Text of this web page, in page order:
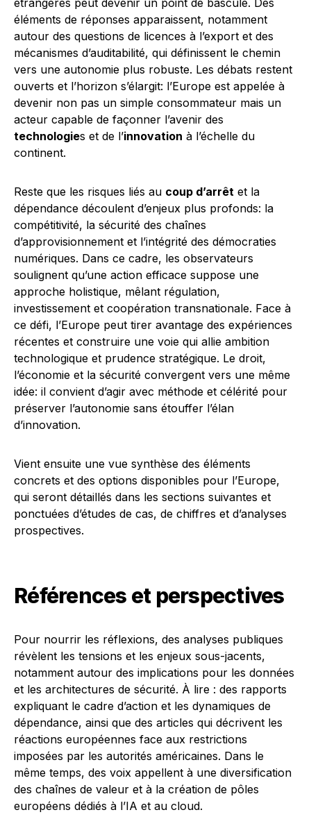
étrangères peut devenir un point de bascule. Des
éléments de réponses apparaissent, notamment
autour des questions de licences à l’export et des
mécanismes d’auditabilité, qui définissent le chemin
vers une autonomie plus robuste. Les débats restent
ouverts et l’horizon s’élargit: l’Europe est appelée à
devenir non pas un simple consommateur mais un
acteur capable de façonner l’avenir des
technologies et de l’innovation à l’échelle du
continent.
Reste que les risques liés au coup d’arrêt et la
dépendance découlent d’enjeux plus profonds: la
compétitivité, la sécurité des chaînes
d’approvisionnement et l’intégrité des démocraties
numériques. Dans ce cadre, les observateurs
soulignent qu’une action efficace suppose une
approche holistique, mêlant régulation,
investissement et coopération transnationale. Face à
ce défi, l’Europe peut tirer avantage des expériences
récentes et construire une voie qui allie ambition
technologique et prudence stratégique. Le droit,
l’économie et la sécurité convergent vers une même
idée: il convient d’agir avec méthode et célérité pour
préserver l’autonomie sans étouffer l’élan
d’innovation.
Vient ensuite une vue synthèse des éléments
concrets et des options disponibles pour l’Europe,
qui seront détaillés dans les sections suivantes et
ponctuées d’études de cas, de chiffres et d’analyses
prospectives.
Références et perspectives
Pour nourrir les réflexions, des analyses publiques
révèlent les tensions et les enjeux sous-jacents,
notamment autour des implications pour les données
et les architectures de sécurité. À lire : des rapports
expliquant le cadre d’action et les dynamiques de
dépendance, ainsi que des articles qui décrivent les
réactions européennes face aux restrictions
imposées par les autorités américaines. Dans le
même temps, des voix appellent à une diversification
des chaînes de valeur et à la création de pôles
européens dédiés à l’IA et au cloud.